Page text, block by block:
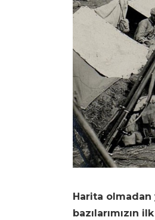
Harita olmadan
bazılarımızın